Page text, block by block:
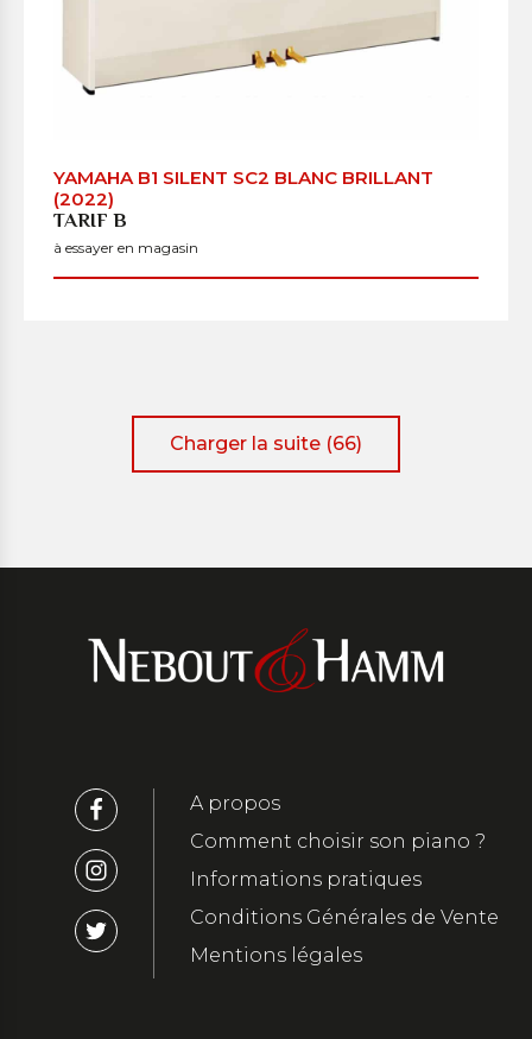
YAMAHA B1 SILENT SC2 BLANC BRILLANT
(2022)
TARIF B
à essayer en magasin
Charger la suite (66)
A propos
Comment choisir son piano ?
Informations pratiques
Conditions Générales de Vente
Mentions légales